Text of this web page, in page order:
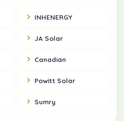
INHENERGY
JA Solar
Canadian
Powitt Solar
Sumry